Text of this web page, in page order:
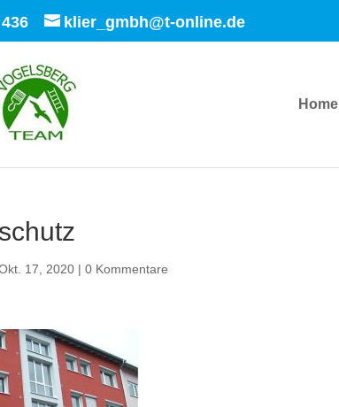
klier_gmbh@t-online.de
Home
17, 2020 |0 Kommentare